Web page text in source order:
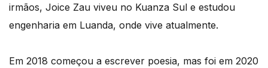
irmãos, Joice Zau viveu no Kuanza Sul e estudou
engenharia em Luanda, onde vive atualmente.
Em 2018 começou a escrever poesia, mas foi em 2020